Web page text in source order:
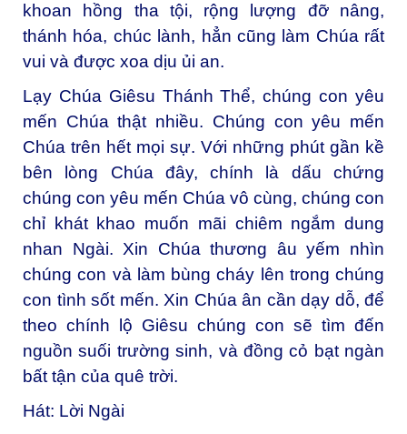
khoan hồng tha tội, rộng lượng đỡ nâng,
thánh hóa, chúc lành, hẳn cũng làm Chúa rất
vui và được xoa dịu ủi an.
Lạy Chúa Giêsu Thánh Thể, chúng con yêu
mến Chúa thật nhiều. Chúng con yêu mến
Chúa trên hết mọi sự. Với những phút gần kề
bên lòng Chúa đây, chính là dấu chứng
chúng con yêu mến Chúa vô cùng, chúng con
chỉ khát khao muốn mãi chiêm ngắm dung
nhan Ngài. Xin Chúa thương âu yếm nhìn
chúng con và làm bùng cháy lên trong chúng
con tình sốt mến. Xin Chúa ân cần dạy dỗ, để
theo chính lộ Giêsu chúng con sẽ tìm đến
nguồn suối trường sinh, và đồng cỏ bạt ngàn
bất tận của quê trời.
Hát: Lời Ngài